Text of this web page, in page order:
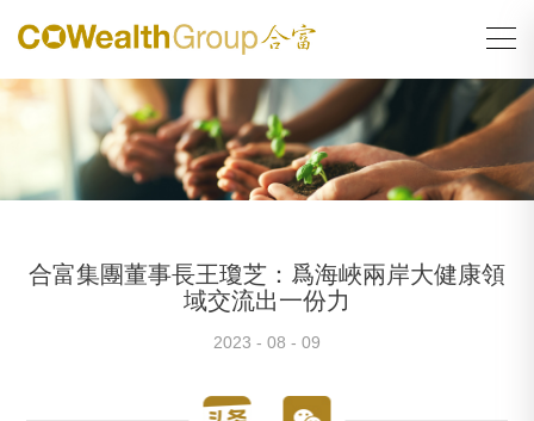
合富集團董事長王瓊芝：爲海峽兩岸大健康領
域交流出一份力
2023 - 08 - 09